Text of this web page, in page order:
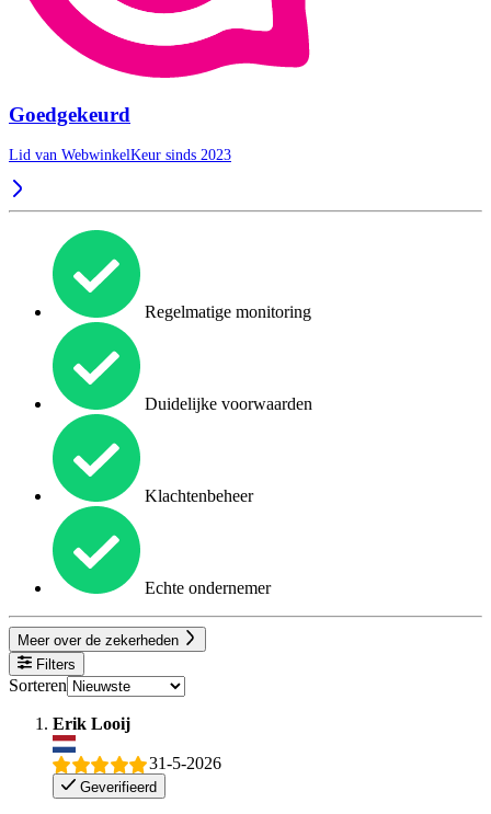
Goedgekeurd
Lid van WebwinkelKeur sinds 2023
Regelmatige monitoring
Duidelijke voorwaarden
Klachtenbeheer
Echte ondernemer
Meer over de zekerheden
Filters
Sorteren
Erik Looij
31-5-2026
Geverifieerd